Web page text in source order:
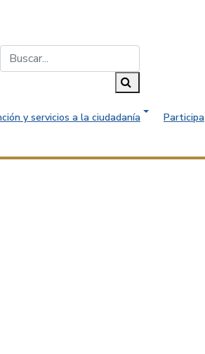
y servicios a la ciudadanía Participa